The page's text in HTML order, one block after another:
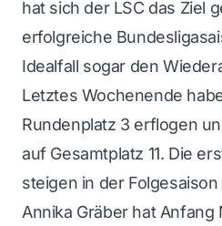
hat sich der LSC das Ziel
erfolgreiche
Idealfall sogar den
Letztes Wochenende
Rundenplatz 3 erflogen
auf Gesamtplatz 11. Die
steigen in der Folgesaison
Annika Gräber hat Anfang